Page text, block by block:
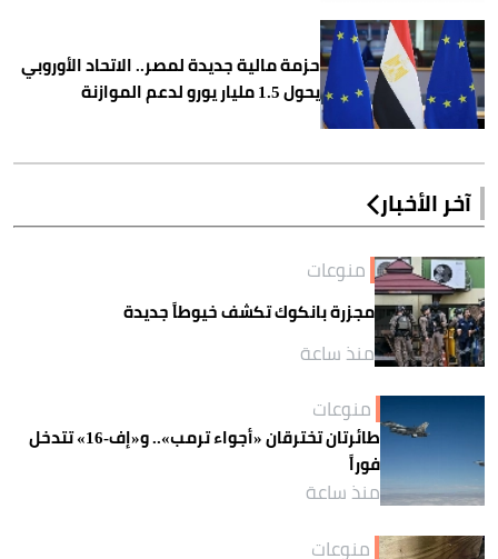
حزمة مالية جديدة لمصر.. الاتحاد الأوروبي
يحول 1.5 مليار يورو لدعم الموازنة
آخر الأخبار
منوعات
مجزرة بانكوك تكشف خيوطاً جديدة
منذ ساعة
منوعات
طائرتان تخترقان «أجواء ترمب».. و«إف-16» تتدخل
فوراً
منذ ساعة
منوعات